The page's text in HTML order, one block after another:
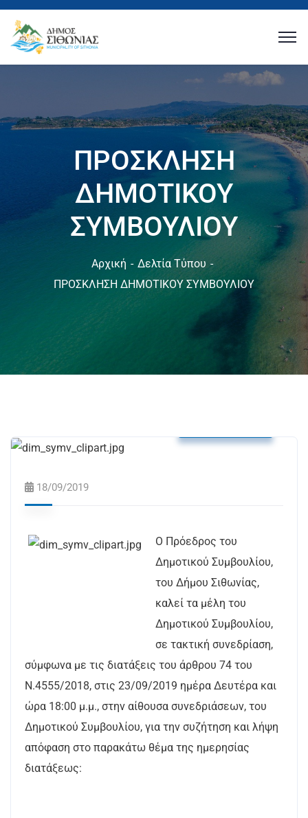
ΠΡΟΣΚΛΗΣΗ
ΔΗΜΟΤΙΚΟΥ
ΣΥΜΒΟΥΛΙΟΥ
Αρχική
Δελτία Τύπου
ΠΡΟΣΚΛΗΣΗ ΔΗΜΟΤΙΚΟΥ ΣΥΜΒΟΥΛΙΟΥ
18/09/2019
Ο Πρόεδρος του
Δημοτικού Συμβουλίου,
του Δήμου Σιθωνίας,
καλεί τα μέλη του
Δημοτικού Συμβουλίου,
σε τακτική συνεδρίαση,
σύμφωνα με τις διατάξεις του άρθρου 74 του
Ν.4555/2018, στις 23/09/2019 ημέρα Δευτέρα και
ώρα 18:00 μ.μ., στην αίθουσα συνεδριάσεων, του
Δημοτικού Συμβουλίου, για την συζήτηση και λήψη
απόφαση στο παρακάτω θέμα της ημερησίας
διατάξεως: